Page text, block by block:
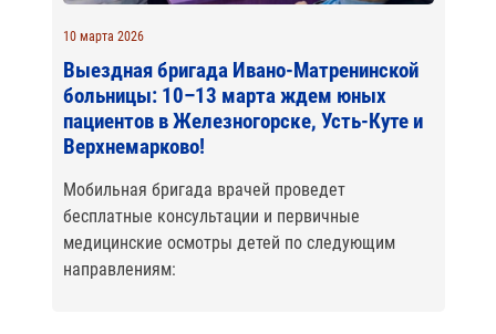
10 марта 2026
Выездная бригада Ивано-Матренинской
больницы: 10–13 марта ждем юных
пациентов в Железногорске, Усть-Куте и
Верхнемарково!
Мобильная бригада врачей проведет
бесплатные консультации и первичные
медицинские осмотры детей по следующим
направлениям: